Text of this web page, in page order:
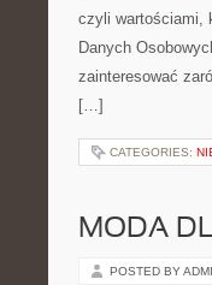
czyli wartościami,
Danych
zainteresować
[…]
CATEGORIES:
MODA
POSTED BY